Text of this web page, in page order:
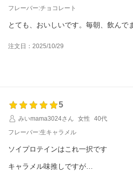
フレーバー:チョコレート
とても、おいしいです。毎朝、飲んで
注文日：2025/10/29
5
みいmama3024さん
女性
40代
フレーバー:生キャラメル
ソイプロテインはこれ一択です
キャラメル味推しですが